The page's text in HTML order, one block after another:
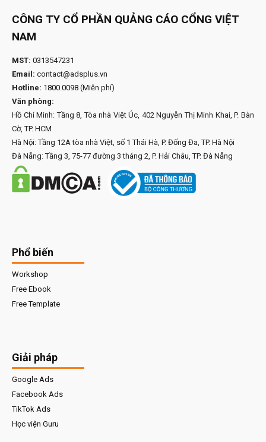
CÔNG TY CỔ PHẦN QUẢNG CÁO CỔNG VIỆT
NAM
MST: 0313547231
Email: contact@adsplus.vn
Hotline: 1800.0098 (Miễn phí)
Văn phòng:
Hồ Chí Minh: Tầng 8, Tòa nhà Việt Úc, 402 Nguyễn Thị Minh Khai, P. Bàn
Cờ, TP. HCM
Hà Nội: Tầng 12A tòa nhà Việt, số 1 Thái Hà, P. Đống Đa, TP. Hà Nội
Đà Nẵng: Tầng 3, 75-77 đường 3 tháng 2, P. Hải Châu, TP. Đà Nẵng
Phổ biến
Workshop
Free Ebook
Free Template
Giải pháp
Google Ads
Facebook Ads
TikTok Ads
Học viện Guru